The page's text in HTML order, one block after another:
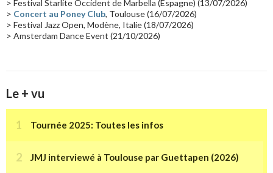
> Festival Starlite Occident de Marbella (Espagne) (13/07/2026)
> Concert au Poney Club, Toulouse (16/07/2026)
> Festival Jazz Open, Modène, Italie (18/07/2026)
> Amsterdam Dance Event (21/10/2026)
Le + vu